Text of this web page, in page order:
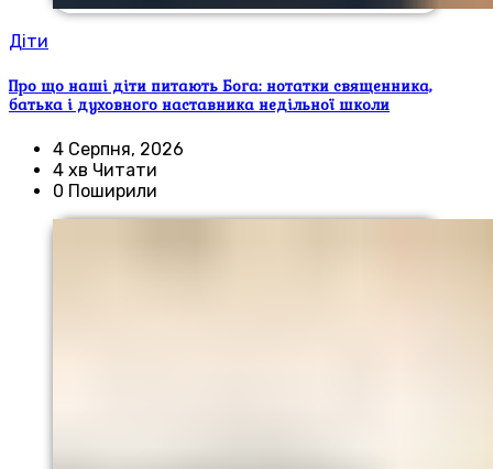
Діти
Про що наші діти питають Бога: нотатки священника,
батька і духовного наставника недільної школи
4 Серпня, 2026
4 хв Читати
0 Поширили